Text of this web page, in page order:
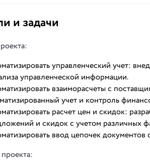
и задачи
управленческий учет:
управленческой информации.
взаиморасчеты с
учет и контроль
расчет цен и скидок:
и скидок с учетом различных
ввод цепочек документов
проекта: